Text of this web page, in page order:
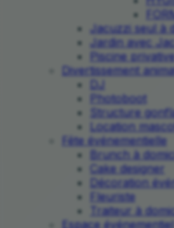
Jacuzzi seul à
Jardin avec
Piscine privative
Divertissement
DJ
Photoboot
Structure
Location
Fête événementielle
Brunch à
Cake designer
Décoration
Fleuriste
Traiteur à
Espace événementiel